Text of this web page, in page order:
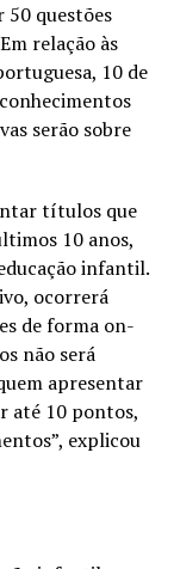
50 questões
relação às
10 de
serão sobre
títulos que
10 anos,
infantil.
ocorrerá
de forma on-
não será
apresentar
até 10 pontos,
explicou